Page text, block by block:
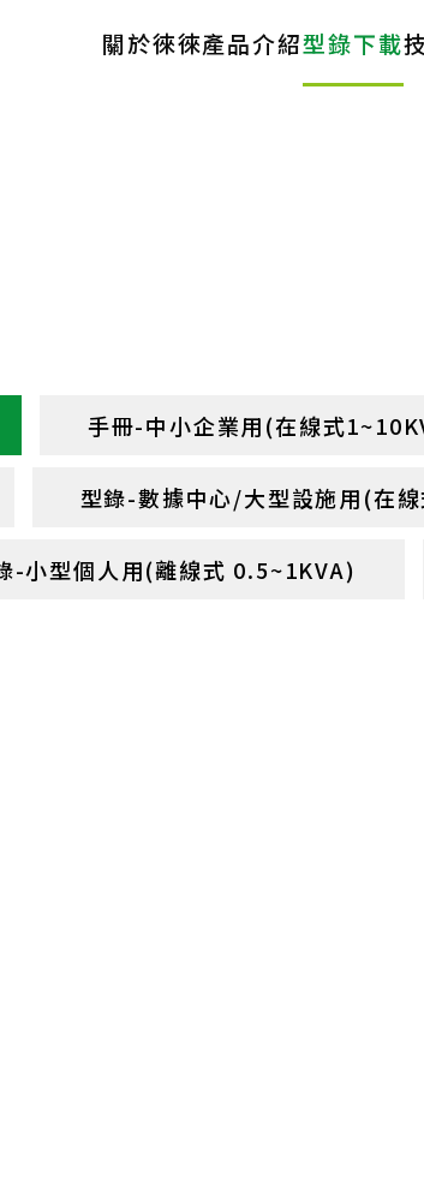
關於徠徠產品介紹型錄下載
手冊-中小企業用(在線式
型錄-數據中心/大型設施用(在
-小型個人用(離線式 0.5~1KVA)